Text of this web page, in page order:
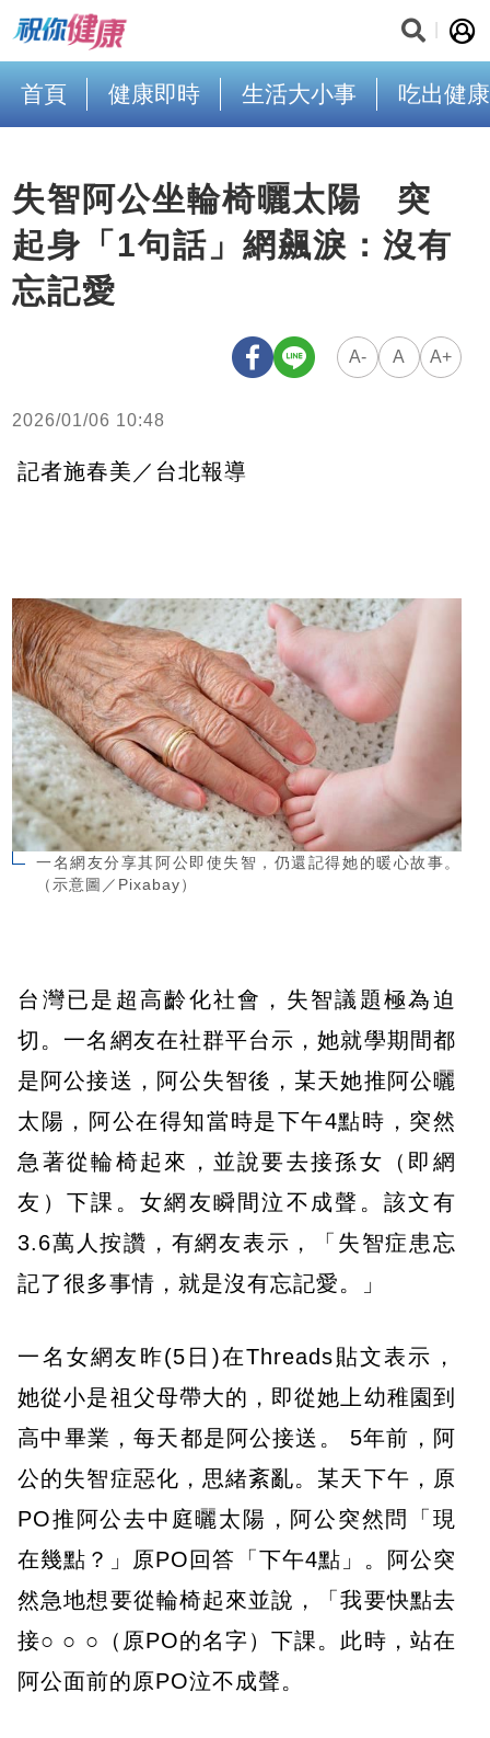
首頁 健康即時 生活大小事 吃出健康
失智阿公坐輪椅曬太陽 突
起身「1句話」網飆淚：沒有
忘記愛
A- A A+
2026/01/06 10:48
記者施春美／台北報導
一名網友分享其阿公即使失智，仍還記得她的暖心故事。
（示意圖／Pixabay）
台灣已是超高齡化社會，失智議題極為迫
切。一名網友在社群平台示，她就學期間都
是阿公接送，阿公失智後，某天她推阿公曬
太陽，阿公在得知當時是下午4點時，突然
急著從輪椅起來，並說要去接孫女（即網
友）下課。女網友瞬間泣不成聲。該文有
3.6萬人按讚，有網友表示，「失智症患忘
記了很多事情，就是沒有忘記愛。」
一名女網友昨(5日)在Threads貼文表示，
她從小是祖父母帶大的，即從她上幼稚園到
高中畢業，每天都是阿公接送。 5年前，阿
公的失智症惡化，思緒紊亂。某天下午，原
PO推阿公去中庭曬太陽，阿公突然問「現
在幾點？」原PO回答「下午4點」。阿公突
然急地想要從輪椅起來並說，「我要快點去
接○ ○ ○（原PO的名字）下課。此時，站在
阿公面前的原PO泣不成聲。